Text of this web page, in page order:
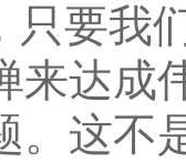
只要我
来达成
。这不